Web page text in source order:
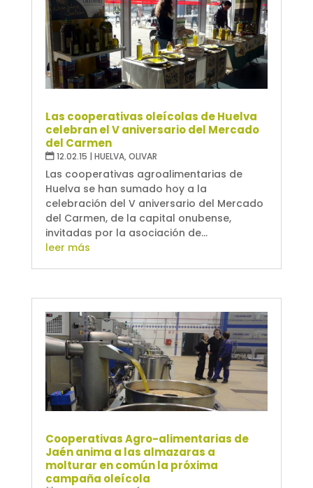
Las cooperativas oleícolas de Huelva
celebran el V aniversario del Mercado
del Carmen
12.02.15 | HUELVA,OLIVAR
Las cooperativas agroalimentarias de
Huelva se han sumado hoy a la
celebración del V aniversario del Mercado
del Carmen, de la capital onubense,
invitadas por la asociación de...
leer más
Cooperativas Agro-alimentarias de
Jaén anima a las almazaras a
molturar en común la próxima
campaña oleícola